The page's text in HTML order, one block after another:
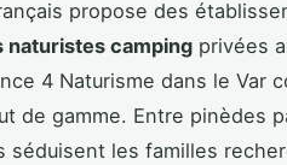
propose des
naturistes camping privées
4 Naturisme dans le Var
de gamme. Entre pinèdes
séduisent les familles